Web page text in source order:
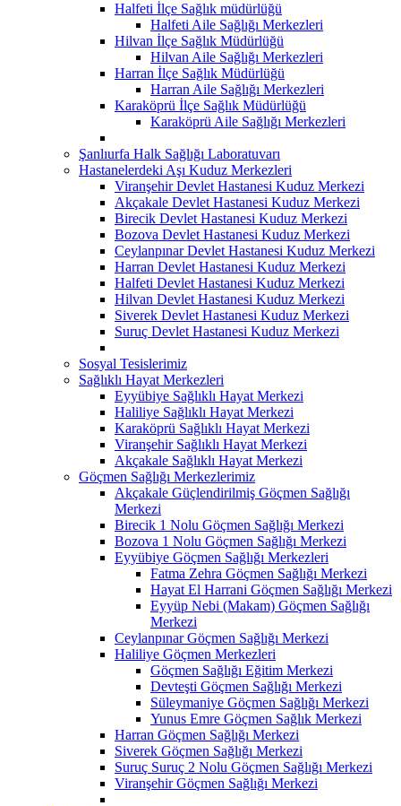
Halfeti İlçe Sağlık müdürlüğü
Halfeti Aile Sağlığı Merkezleri
Hilvan İlçe Sağlık Müdürlüğü
Hilvan Aile Sağlığı Merkezleri
Harran İlçe Sağlık Müdürlüğü
Harran Aile Sağlığı Merkezleri
Karaköprü İlçe Sağlık Müdürlüğü
Karaköprü Aile Sağlığı Merkezleri
Şanlıurfa Halk Sağlığı Laboratuvarı
Hastanelerdeki Aşı Kuduz Merkezleri
Viranşehir Devlet Hastanesi Kuduz Merkezi
Akçakale Devlet Hastanesi Kuduz Merkezi
Birecik Devlet Hastanesi Kuduz Merkezi
Bozova Devlet Hastanesi Kuduz Merkezi
Ceylanpınar Devlet Hastanesi Kuduz Merkezi
Harran Devlet Hastanesi Kuduz Merkezi
Halfeti Devlet Hastanesi Kuduz Merkezi
Hilvan Devlet Hastanesi Kuduz Merkezi
Siverek Devlet Hastanesi Kuduz Merkezi
Suruç Devlet Hastanesi Kuduz Merkezi
Sosyal Tesislerimiz
Sağlıklı Hayat Merkezleri
Eyyübiye Sağlıklı Hayat Merkezi
Haliliye Sağlıklı Hayat Merkezi
Karaköprü Sağlıklı Hayat Merkezi
Viranşehir Sağlıklı Hayat Merkezi
Akçakale Sağlıklı Hayat Merkezi
Göçmen Sağlığı Merkezlerimiz
Akçakale Güçlendirilmiş Göçmen Sağlığı
Merkezi
Birecik 1 Nolu Göçmen Sağlığı Merkezi
Bozova 1 Nolu Göçmen Sağlığı Merkezi
Eyyübiye Göçmen Sağlığı Merkezleri
Fatma Zehra Göçmen Sağlığı Merkezi
Hayat El Harrani Göçmen Sağlığı Merkezi
Eyyüp Nebi (Makam) Göçmen Sağlığı
Merkezi
Ceylanpınar Göçmen Sağlığı Merkezi
Haliliye Göçmen Merkezleri
Göçmen Sağlığı Eğitim Merkezi
Devteşti Göçmen Sağlığı Merkezi
Süleymaniye Göçmen Sağlığı Merkezi
Yunus Emre Göçmen Sağlık Merkezi
Harran Göçmen Sağlığı Merkezi
Siverek Göçmen Sağlığı Merkezi
Suruç Suruç 2 Nolu Göçmen Sağlığı Merkezi
Viranşehir Göçmen Sağlığı Merkezi